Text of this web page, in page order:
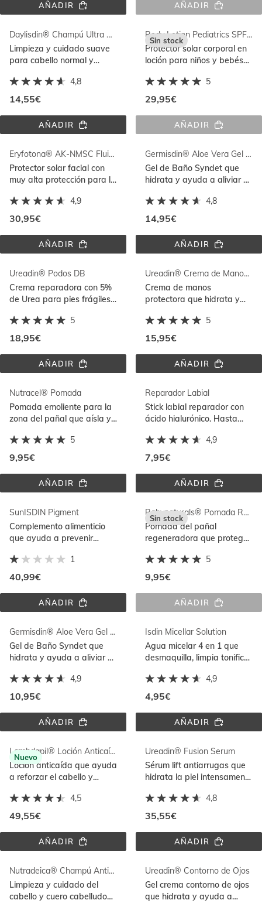
AÑADIRPROTECTOR
AÑADIRFLAVO-
Daylisdin® Champú Ultra Suave 400ml
Limpieza y cuidado suave
para cabello normal y
4,8
14,55€
AÑADIRDAYLISDIN®
SUAVE
400ML
Body Lotion Pediatrics SPF 50
Protector solar corporal en
loción para niños y bebés
su fórmula resistente al
agua
5
29,95€
Sin stock
AÑADIRBODY
SPF
50
Eryfotona® AK-NMSC Fluid SPF 100+
Protector solar facial con
muy alta protección para la
daño actínico con DNA
Repairsomes
4,9
30,95€
AÑADIRERYFOTONA®
FLUID
SPF
100+
Germisdin® Aloe Vera Gel de Baño 1000ml
Gel de Baño Syndet que
hidrata y ayuda a aliviar el
sensible
4,8
14,95€
AÑADIRGERMISDIN®
GEL
DE
BAÑO
1000ML
Ureadin® Podos DB
Crema reparadora con 5%
de Urea para pies frágiles
piel sana del pie diabético
5
18,95€
AÑADIRUREADIN®
Ureadin® Crema de Manos Pump
Crema de manos
protectora que hidrata y
De rápida absorción
5
15,95€
AÑADIRUREADIN®
MANOS
PUMP
Nutracel® Pomada
Pomada emoliente para la
zona del pañal que aísla y
irritantes
5
9,95€
AÑADIRNUTRACEL®
Reparador Labial
Stick labial reparador con
ácido hialurónico. Hasta
4,9
7,95€
AÑADIRREPARADOR
SunISDIN Pigment
Complemento alimenticio
que ayuda a prevenir
Complex rico en
antioxidantes
1
40,99€
AÑADIRSUNISDIN
Babynaturals® Pomada Regeneradora 50ml
Pomada del pañal
regeneradora que protege,
barrera cutánea5
9,95€
Sin stock
AÑADIR
50ML
Germisdin® Aloe Vera Gel de Baño 500ml
Gel de Baño Syndet que
hidrata y ayuda a aliviar el
sensible
4,9
10,95€
AÑADIRGERMISDIN®
GEL
DE
BAÑO
500ML
Isdin Micellar Solution
Agua micelar 4 en 1 que
desmaquilla, limpia tonifica
función barrera 4,9
4,95€
AÑADIRISDIN
Lambdapil® Loción Anticaída
Loción anticaída que ayuda
a reforzar el cabello y
4,5
49,55€
Nuevo
AÑADIRLAMBDAPIL®
Ureadin® Fusion Serum
Sérum lift antiarrugas que
hidrata la piel intensamente
envejecimiento 4,8
35,55€
AÑADIRUREADIN®
Nutradeica® Champú Anticaspa Grasa 400ml
Limpieza y cuidado del
cabello y cuero cabelludo
Ureadin® Contorno de Ojos
Gel crema contorno de ojos
que hidrata y ayuda a